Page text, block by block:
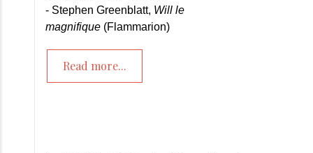
- Stephen Greenblatt, Will le
magnifique (Flammarion)
Read more...